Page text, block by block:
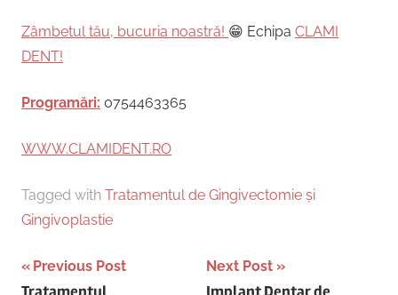
Zâmbetul tău, bucuria noastră! 😁 Echipa CLAMI
DENT!
Programări: 0754463365
WWW.CLAMIDENT.RO
Tagged with Tratamentul de Gingivectomie și
Gingivoplastie
Post
Previous Post Next Post